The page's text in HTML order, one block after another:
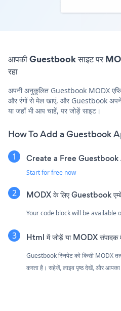
आपकी Guestbook साइट पर
रहा
अपनी अनुकूलित Guestbook MODX
और रंगों से मेल खाएं, और Guestbook अपने
या जहाँ भी आप चाहें, पर जोड़ें साइट।
How To Add a Guestbook
Create a Free Guestbook
Start for free now
MODX के लिए Guestbook
Your code block will be available
Html में जोड़ें या MODX संपादक
Guestbook स्निपेट को किसी MODX
करता है। सहेजें, लाइव पृष्ठ देखें, और आपका